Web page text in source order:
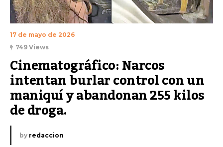
17 de mayo de 2026
749 Views
Cinematográfico: Narcos
intentan burlar control con un
maniquí y abandonan 255 kilos
de droga.
by redaccion